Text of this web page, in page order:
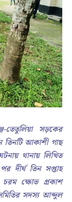
তেতুলিয়া সড়কের
তিনটি আকাশী গাছ
থানায় লিখিত
দীর্ঘ তিন সপ্তাহ
চরম ক্ষোভ প্রকাশ
সদস্য আব্দুল